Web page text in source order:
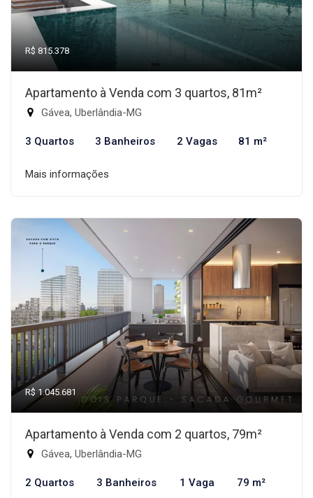
R$ 815.378
Apartamento à Venda com 3 quartos, 81m²
Gávea, Uberlândia-MG
3 Quartos 3 Banheiros 2 Vagas 81 m²
Mais informações
R$ 1.045.681
Apartamento à Venda com 2 quartos, 79m²
Gávea, Uberlândia-MG
2 Quartos 3 Banheiros 1 Vaga 79 m²